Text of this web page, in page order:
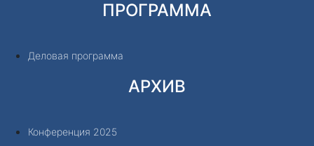
ПРОГРАММА
Деловая программа
АРХИВ
Конференция 2025